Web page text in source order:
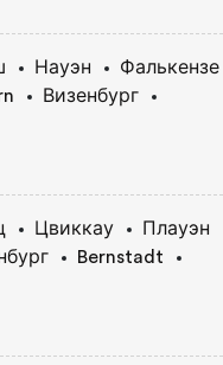
Науэн
Фалькензе
Визенбург
Цвиккау
Плауэн
Bernstadt